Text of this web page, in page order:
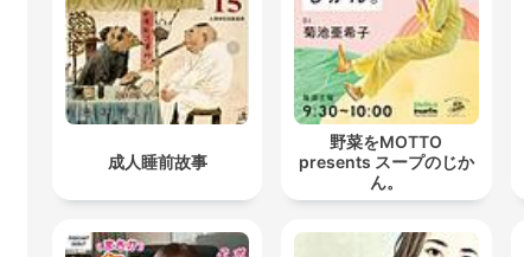
成人睡前故事
野菜をMOTTO
presents スープのじか
ん。